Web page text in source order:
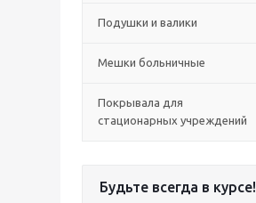
Подушки и валики
Мешки больничные
Покрывала для
стационарных учреждений
Будьте всегда в курсе!